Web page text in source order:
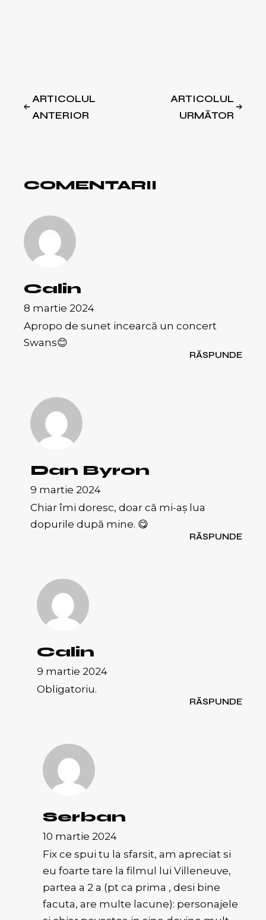
ARTICOLUL
ANTERIOR
ARTICOLUL
URMĂTOR
COMENTARII
Calin
8 martie 2024
Apropo de sunet incearcă un concert
Swans😊
RĂSPUNDE
Dan Byron
9 martie 2024
Chiar îmi doresc, doar că mi-aș lua
dopurile după mine. 😋
RĂSPUNDE
Calin
9 martie 2024
Obligatoriu.
RĂSPUNDE
Serban
10 martie 2024
Fix ce spui tu la sfarsit, am apreciat si
eu foarte tare la filmul lui Villeneuve,
partea a 2 a (pt ca prima , desi bine
facuta, are multe lacune): personajele